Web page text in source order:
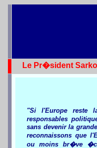
Le Pr�sident
"Si l'Europe reste
responsables
sans devenir la
reconnaissons que
ou moins br�ve